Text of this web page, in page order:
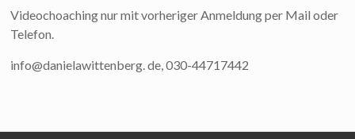
Videochoaching nur mit vorheriger Anmeldung per Mail oder
Telefon.
info@danielawittenberg. de, 030-44717442